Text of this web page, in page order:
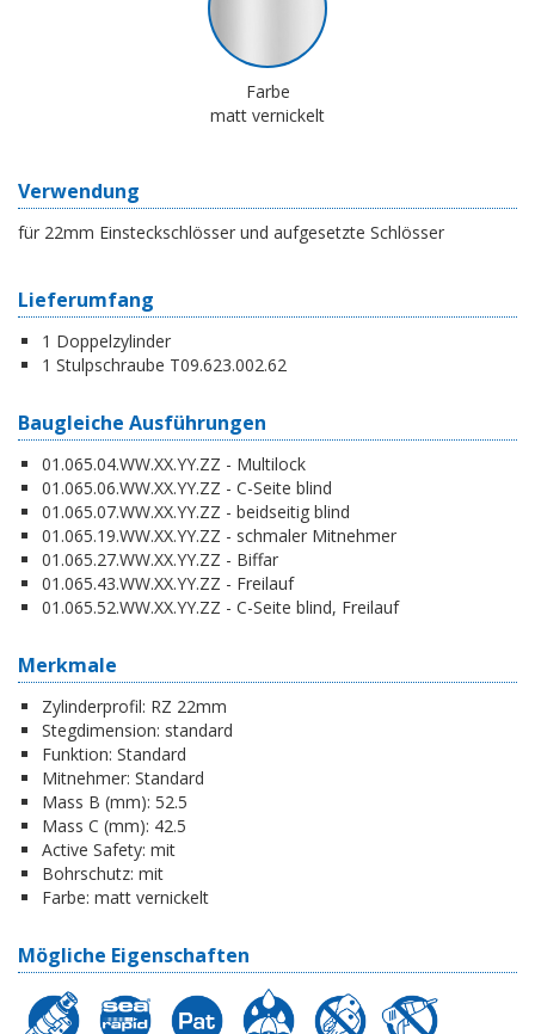
Farbe
matt vernickelt
Verwendung
für 22mm Einsteckschlösser und aufgesetzte Schlösser
Lieferumfang
1 Doppelzylinder
1 Stulpschraube T09.623.002.62
Baugleiche Ausführungen
01.065.04.WW.XX.YY.ZZ - Multilock
01.065.06.WW.XX.YY.ZZ - C-Seite blind
01.065.07.WW.XX.YY.ZZ - beidseitig blind
01.065.19.WW.XX.YY.ZZ - schmaler Mitnehmer
01.065.27.WW.XX.YY.ZZ - Biffar
01.065.43.WW.XX.YY.ZZ - Freilauf
01.065.52.WW.XX.YY.ZZ - C-Seite blind, Freilauf
Merkmale
Zylinderprofil: RZ 22mm
Stegdimension: standard
Funktion: Standard
Mitnehmer: Standard
Mass B (mm): 52.5
Mass C (mm): 42.5
Active Safety: mit
Bohrschutz: mit
Farbe: matt vernickelt
Mögliche Eigenschaften